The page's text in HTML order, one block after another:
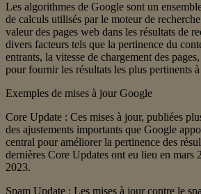
Les algorithmes de Google sont un
de calculs utilisés par le moteur de
valeur des pages web dans les résultats de
divers facteurs tels que la pertinence du
entrants, la vitesse de chargement des
pour fournir les résultats les plus pertinents
Exemples de mises à jour Google
Core Update : Ces mises à jour, publiées
des ajustements importants que Google
central pour améliorer la pertinence des
dernières Core Updates ont eu lieu en mars
2023.
Spam Update : Les mises à jour contre le